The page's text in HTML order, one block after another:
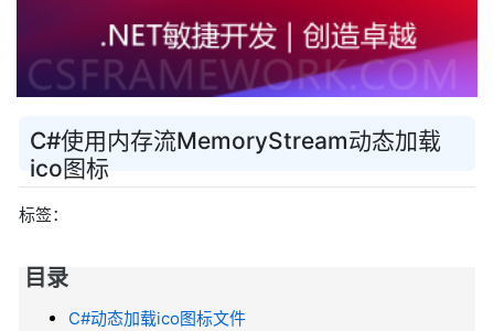
C#使用内存流MemoryStream动态加载
ico图标
标签：
目录
C#动态加载ico图标文件